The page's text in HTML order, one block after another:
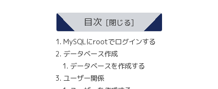
目次
MySQLにrootでログインする
データベース作成
データベースを作成する
ユーザー関係